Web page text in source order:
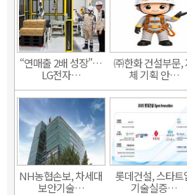
“연매출 2배 성장”…
LG전자…
㈜한화 건설부문,
체 기획 안…
NH농협손보, 차세대
보안기술…
롯데건설, 스타트
기술실증…